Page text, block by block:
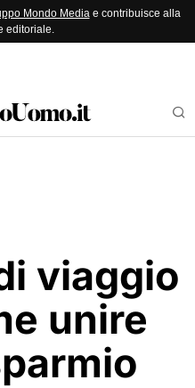
Mondo Mediae contribuisce alla
editoriale.
viaggio
unire